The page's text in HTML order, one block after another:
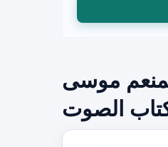
موسى
الصوت